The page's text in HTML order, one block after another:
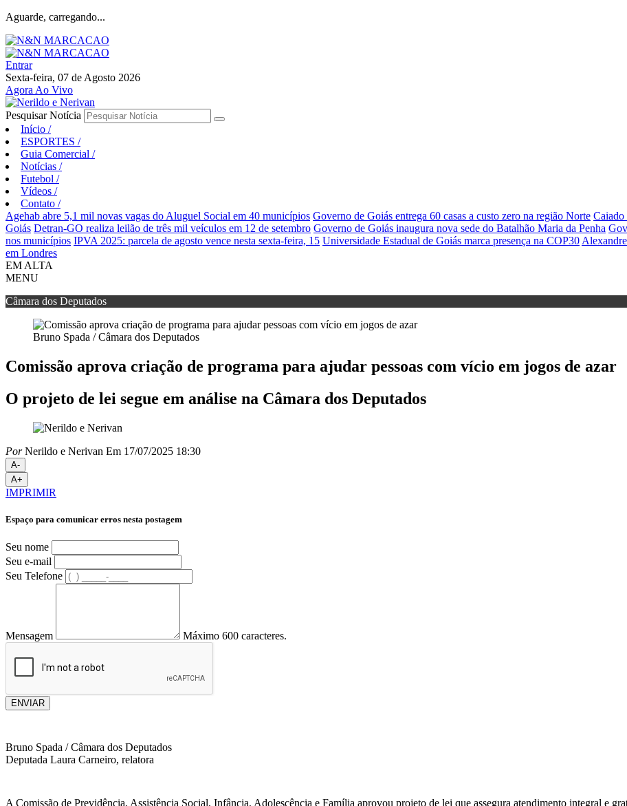
Aguarde, carregando...
Entrar
Sexta-feira, 07 de Agosto 2026
Agora Ao Vivo
Pesquisar Notícia
Início /
ESPORTES /
Guia Comercial /
Notícias /
Futebol /
Vídeos /
Contato /
Agehab abre 5,1 mil novas vagas do Aluguel Social em 40 municípios Governo de Goiás entrega 60 casas a custo zero na região Norte Caiado
Goiás Detran-GO realiza leilão de três mil veículos em 12 de setembro Governo de Goiás inaugura nova sede do Batalhão Maria da Penha
nos municípios IPVA 2025: parcela de agosto vence nesta sexta-feira, 15 Universidade Estadual de Goiás marca presença na COP30
em Londres
EM ALTA
MENU
Câmara dos Deputados
Bruno Spada / Câmara dos Deputados
Comissão aprova criação de programa para ajudar pessoas com vício em jogos de azar
O projeto de lei segue em análise na Câmara dos Deputados
PorNerildo e Nerivan Em 17/07/2025 18:30
A-
A+
IMPRIMIR
Espaço para comunicar erros nesta postagem
Seu nome
Seu e-mail
Seu Telefone
Mensagem Máximo 600 caracteres.
ENVIAR
Bruno Spada / Câmara dos Deputados
Deputada Laura Carneiro, relatora
A Comissão de Previdência, Assistência Social, Infância, Adolescência e Família aprovou projeto de lei que assegura atendimento integral e